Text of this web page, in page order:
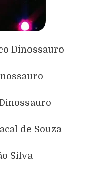
Dinossauro
de Souza
Silva